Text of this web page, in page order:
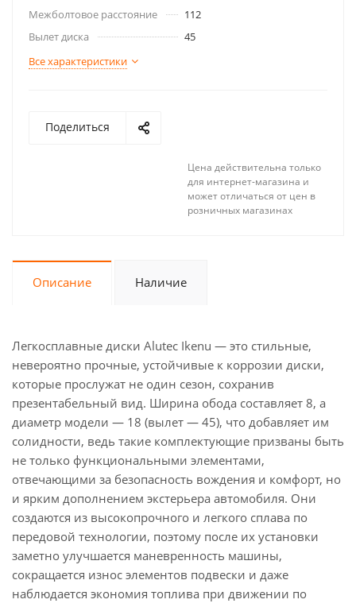
Межболтовое расстояние
112
Вылет диска
45
Все характеристики
Поделиться
Цена действительна только
для интернет-магазина и
может отличаться от цен в
розничных магазинах
Описание Наличие
Легкосплавные диски Alutec Ikenu — это стильные,
невероятно прочные, устойчивые к коррозии диски,
которые прослужат не один сезон, сохранив
презентабельный вид. Ширина обода составляет 8, а
диаметр модели — 18 (вылет — 45), что добавляет им
солидности, ведь такие комплектующие призваны быть
не только функциональными элементами,
отвечающими за безопасность вождения и комфорт, но
и ярким дополнением экстерьера автомобиля. Они
создаются из высокопрочного и легкого сплава по
передовой технологии, поэтому после их установки
заметно улучшается маневренность машины,
сокращается износ элементов подвески и даже
наблюдается экономия топлива при движении по